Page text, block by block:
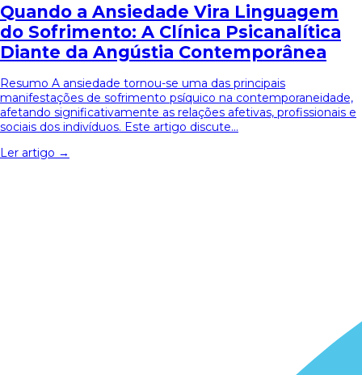
Quando a Ansiedade Vira Linguagem
do Sofrimento: A Clínica Psicanalítica
Diante da Angústia Contemporânea
Resumo A ansiedade tornou-se uma das principais
manifestações de sofrimento psíquico na contemporaneidade,
afetando significativamente as relações afetivas, profissionais e
sociais dos indivíduos. Este artigo discute...
Ler artigo →